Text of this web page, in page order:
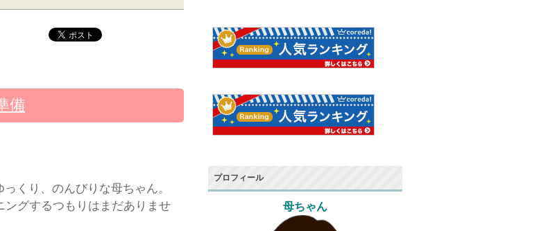
備
くり、のんびりな母ちゃん。
グするつもりはまだありませ
プロフィール
母ちゃん